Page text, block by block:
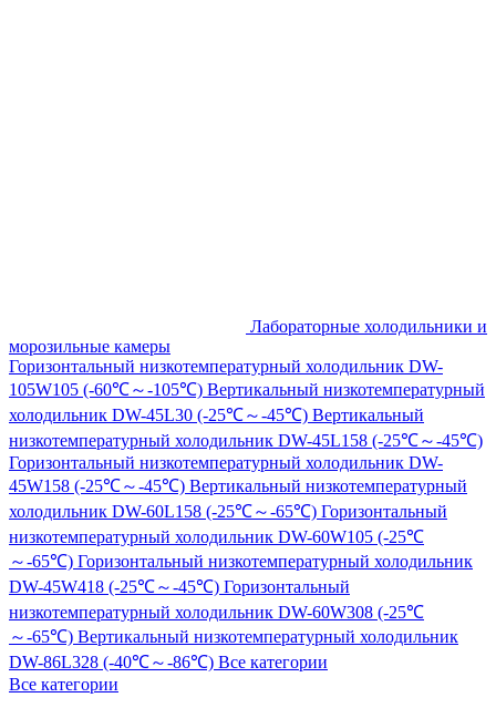
Лабораторные холодильники и
морозильные камеры
Горизонтальный низкотемпературный холодильник DW-
105W105 (-60℃～-105℃) Вертикальный низкотемпературный
холодильник DW-45L30 (-25℃～-45℃) Вертикальный
низкотемпературный холодильник DW-45L158 (-25℃～-45℃)
Горизонтальный низкотемпературный холодильник DW-
45W158 (-25℃～-45℃) Вертикальный низкотемпературный
холодильник DW-60L158 (-25℃～-65℃) Горизонтальный
низкотемпературный холодильник DW-60W105 (-25℃
～-65℃) Горизонтальный низкотемпературный холодильник
DW-45W418 (-25℃～-45℃) Горизонтальный
низкотемпературный холодильник DW-60W308 (-25℃
～-65℃) Вертикальный низкотемпературный холодильник
DW-86L328 (-40℃～-86℃) Все категории
Все категории